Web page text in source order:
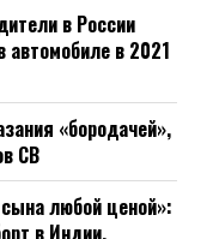
в России
в 2021
«бородачей»,
СВ
любой ценой»:
в Индии.